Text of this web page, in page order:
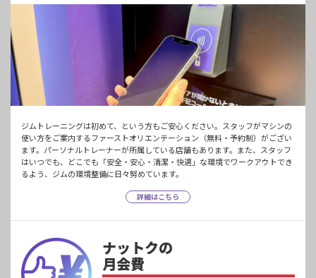
ジムトレーニングは初めて、という方もご安心ください。スタッフがマシンの
使い方をご案内するファーストオリエンテーション（無料・予約制）がござい
ます。パーソナルトレーナーが所属している店舗もあります。また、スタッフ
はいつでも、どこでも「安全・安心・清潔・快適」な環境でワークアウトでき
るよう、ジムの環境整備に日々努めています。
詳細はこちら
ナットクの
月会費